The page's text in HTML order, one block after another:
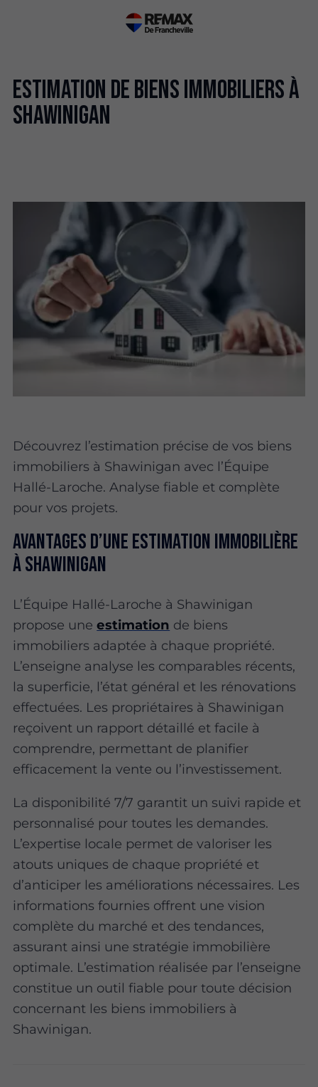
Estimation de biens immobiliers à
Shawinigan
Découvrez l’estimation précise de vos biens
immobiliers à Shawinigan avec l’Équipe
Hallé-Laroche. Analyse fiable et complète
pour vos projets.
Avantages d’une estimation immobilière
à Shawinigan
L’Équipe Hallé-Laroche à Shawinigan
propose uneestimation de biens
immobiliers adaptée à chaque propriété.
L’enseigne analyse les comparables récents,
la superficie, l’état général et les rénovations
effectuées. Les propriétaires à Shawinigan
reçoivent un rapport détaillé et facile à
comprendre, permettant de planifier
efficacement la vente ou l’investissement.
La disponibilité 7/7 garantit un suivi rapide et
personnalisé pour toutes les demandes.
L’expertise locale permet de valoriser les
atouts uniques de chaque propriété et
d’anticiper les améliorations nécessaires. Les
informations fournies offrent une vision
complète du marché et des tendances,
assurant ainsi une stratégie immobilière
optimale. L’estimation réalisée par l’enseigne
constitue un outil fiable pour toute décision
concernant les biens immobiliers à
Shawinigan.